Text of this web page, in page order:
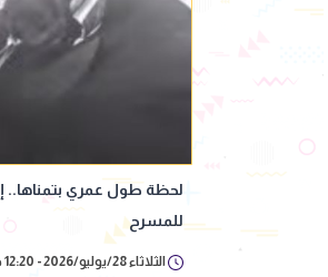
لحظة طول عمري بتمناها..
للمسرح
الثلاثاء 28/يوليو/2026 - 12:20 ص